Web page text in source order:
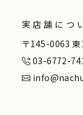
実店舗につ
〒145-0063
03-6772-